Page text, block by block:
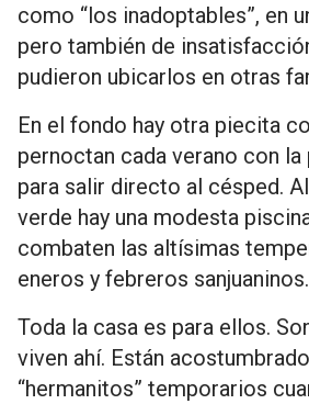
como “los inadoptables”, en
pero también de
pudieron ubicarlos en otras
En el fondo hay otra piecita
pernoctan cada verano con la
para salir directo al césped.
verde hay una modesta
combaten las altísimas
eneros y febreros sanjuaninos.
Toda la casa es para ellos.
viven ahí. Están
“hermanitos” temporarios